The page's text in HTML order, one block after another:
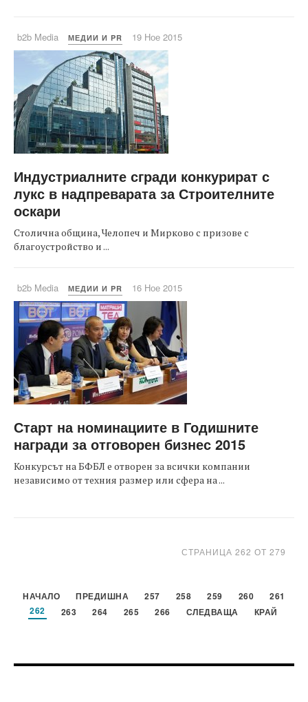
b2b Media МЕДИИ И PR 19 Ное 2015
Индустриалните сгради конкурират с
лукс в надпреварата за Строителните
оскари
Столична община, Челопеч и Мирково с призове с
благоустройство и ...
b2b Media МЕДИИ И PR 16 Ное 2015
Старт на номинациите в Годишните
награди за отговорен бизнес 2015
Конкурсът на БФБЛ е отворен за всички компании
независимо от техния размер или сфера на ...
СТРАНИЦА 262 ОТ 279
НАЧАЛО ПРЕДИШНА 257 258 259 260
261
262
263 264 265 266 СЛЕДВАЩА КРАЙ